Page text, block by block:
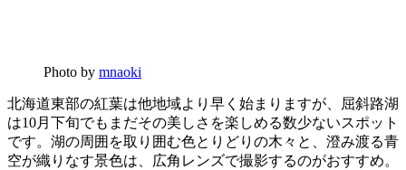
Photo by mnaoki
北海道東部の紅葉は他地域より早く始まりますが、屈斜路湖
は10月下旬でもまだその美しさを楽しめる数少ないスポット
です。湖の周囲を取り囲む色とりどりの木々と、澄み渡る青
空が織りなす景色は、広角レンズで撮影するのがおすすめ。